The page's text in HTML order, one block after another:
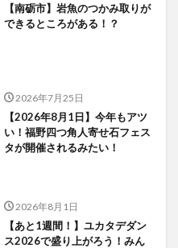
【南砺市】岩魚のつかみ取りが
できるところがある！？
2026年7月25日
【2026年8月1日】今年もアツ
い！福野四つ角人寄せ石フェス
タが開催されるみたい！
2026年8月1日
【あと1週間！】ユカタデダン
ス2026で盛り上がろう！みん